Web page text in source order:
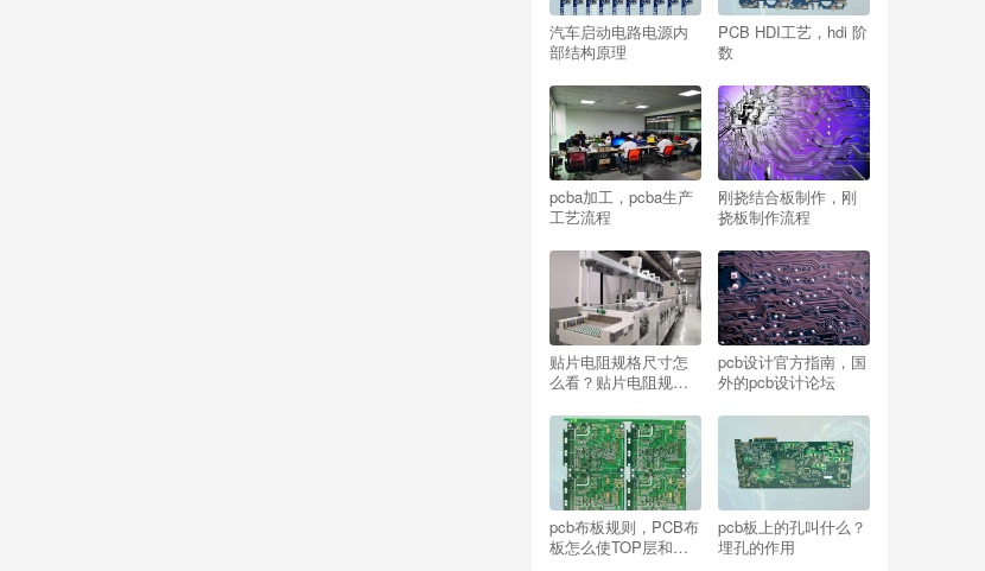
汽车启动电路电源内
部结构原理
PCB HDI工艺，hdi 阶
数
pcba加工，pcba生产
工艺流程
刚挠结合板制作，刚
挠板制作流程
贴片电阻规格尺寸怎
么看？贴片电阻规格
pcb设计官方指南，国
外的pcb设计论坛
pcb布板规则，PCB布
板怎么使TOP层和
pcb板上的孔叫什么？
埋孔的作用